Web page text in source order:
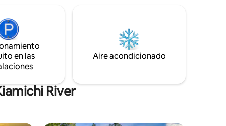
✔
Wifi
en las
Aire acondicionado
River